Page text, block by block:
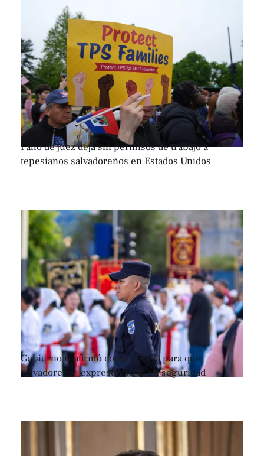
Fallo de juez deja sin permisos de trabajo a
tepesianos salvadoreños en Estados Unidos
Gobierno reafirmó compromiso para que
salvadoreños expresen su fe en seguridad